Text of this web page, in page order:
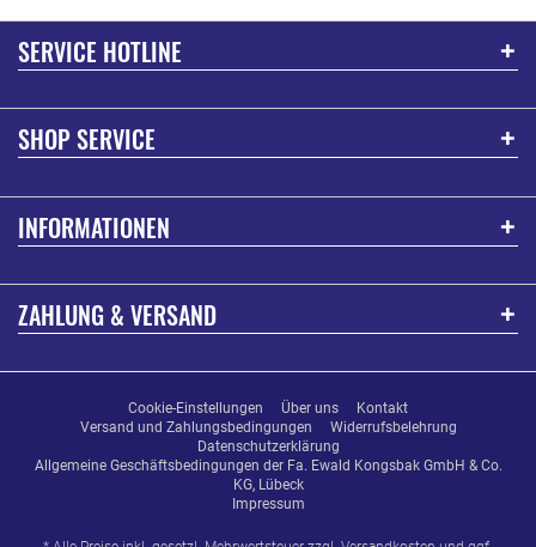
SERVICE HOTLINE
SHOP SERVICE
INFORMATIONEN
ZAHLUNG & VERSAND
Cookie-Einstellungen Über uns
Kontakt
Versand und Zahlungsbedingungen
Widerrufsbelehrung
Datenschutzerklärung
Allgemeine Geschäftsbedingungen der Fa. Ewald Kongsbak GmbH & Co.
KG, Lübeck
Impressum